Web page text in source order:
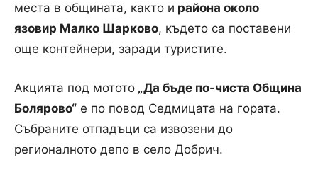
места в общината, както и района около
язовир Малко Шарково, където са поставени
още контейнери, заради туристите.
Акцията под мотото „Да бъде по-чиста Община
Болярово“ е по повод Седмицата на гората.
Събраните отпадъци са извозени до
регионалното депо в село Добрич.